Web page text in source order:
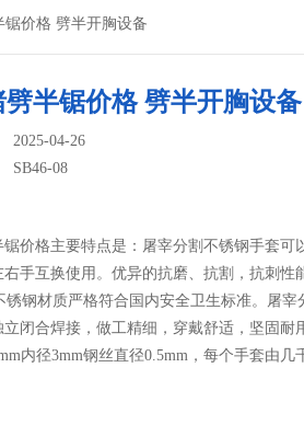
锯价格 劈半开胸设备
劈半锯价格 劈半开胸设备
2025-04-26
SB46-08
锯价格主要特点是：屠宰分割不锈钢手套可
右手互换使用。优异的抗磨、抗割，抗刺性
锈钢材质严格符合国内安全卫生标准。屠宰
闭合焊接，做工精细，穿戴舒适，坚固耐
内径3mm钢丝直径0.5mm，每个手套由几